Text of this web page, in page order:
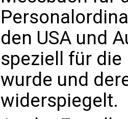
den USA und
speziell für
wurde und
widerspiegelt.